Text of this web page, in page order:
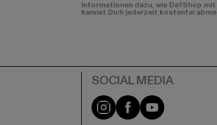
Informationen dazu, wie DefShop
kannst Dich jederzeit kostenfei
Instagram
FacebookYouTube